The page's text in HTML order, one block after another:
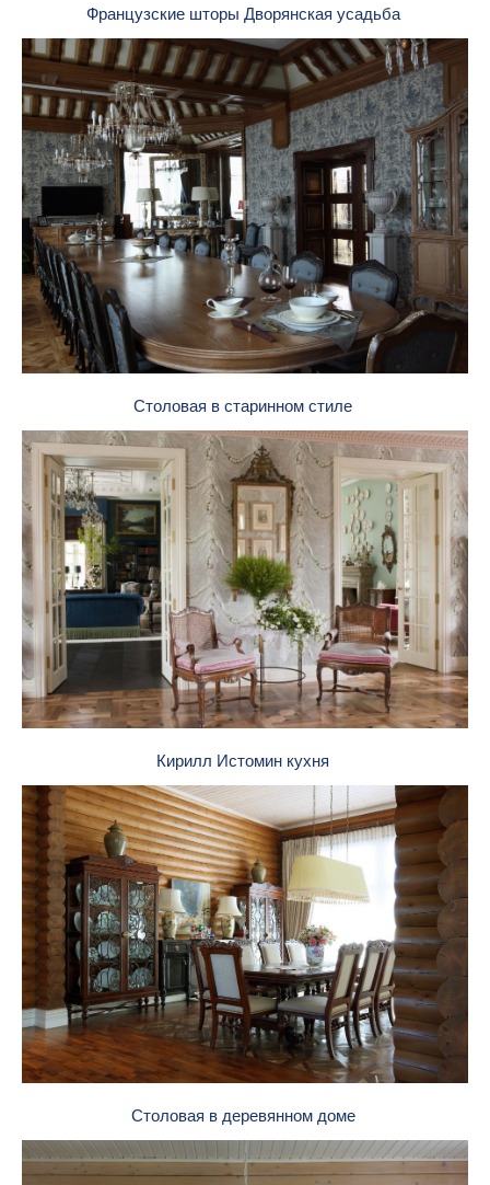
Французские шторы Дворянская усадьба
Столовая в старинном стиле
Кирилл Истомин кухня
Столовая в деревянном доме